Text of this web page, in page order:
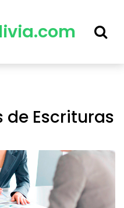
de Escrituras